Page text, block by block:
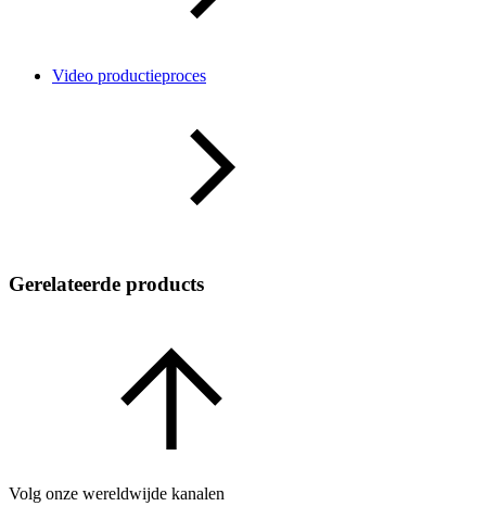
Video productieproces
Gerelateerde products
Volg onze wereldwijde kanalen